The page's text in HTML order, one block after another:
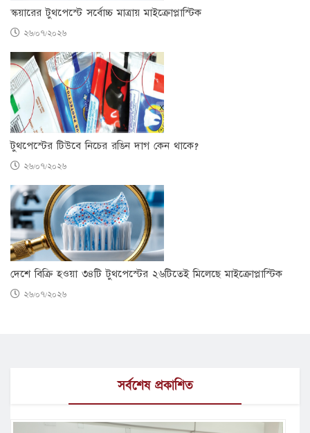
স্কয়ারের টুথপেস্টে সর্বোচ্চ মাত্রায় মাইক্রোপ্লাস্টিক
২৬/০৭/২০২৬
টুথপেস্টের টিউবে নিচের রঙিন দাগ কেন থাকে?
২৬/০৭/২০২৬
দেশে বিক্রি হওয়া ৩৪টি টুথপেস্টের ২৬টিতেই মিলেছে মাইক্রোপ্লাস্টিক
২৬/০৭/২০২৬
সর্বশেষ প্রকাশিত